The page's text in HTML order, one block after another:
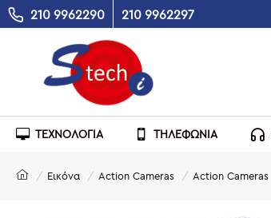
210 9962290 210 9962297
ΤΕΧΝΟΛΟΓΙΑ ΤΗΛΕΦΩΝΙΑ
Εικόνα Action Cameras Action Cameras